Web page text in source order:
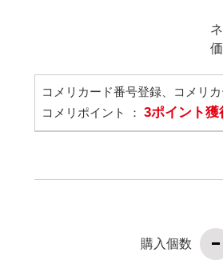
コメリカード番号登録、コメリ
コメリポイント ： 3ポイント獲
購入個数